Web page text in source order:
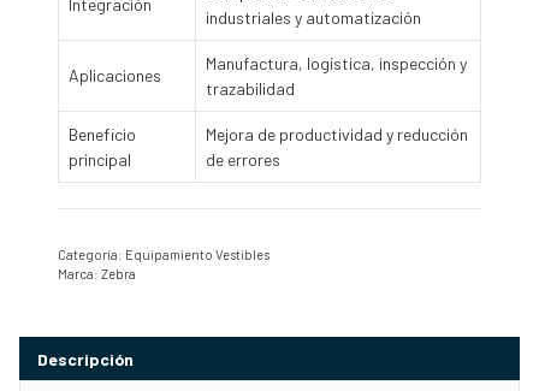
industriales y automatización
Aplicaciones
Manufactura, logística, inspección y
trazabilidad
Beneficio
principal
Mejora de productividad y reducción
de errores
Categoría: Equipamiento Vestibles
Marca: Zebra
Descripción